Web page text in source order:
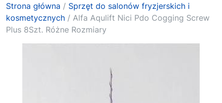
Strona główna / Sprzęt do salonów fryzjerskich i
kosmetycznych / Alfa Aqulift Nici Pdo Cogging Screw
Plus 8Szt. Różne Rozmiary